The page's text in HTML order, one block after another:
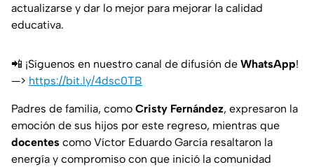
actualizarse y dar lo mejor para mejorar la calidad
educativa.
📲 ¡Síguenos en nuestro canal de difusión de WhatsApp!
—> https://bit.ly/4dsc0TB
Padres de familia, como Cristy Fernández, expresaron la
emoción de sus hijos por este regreso, mientras que
docentes como Víctor Eduardo García resaltaron la
energía y compromiso con que inició la comunidad